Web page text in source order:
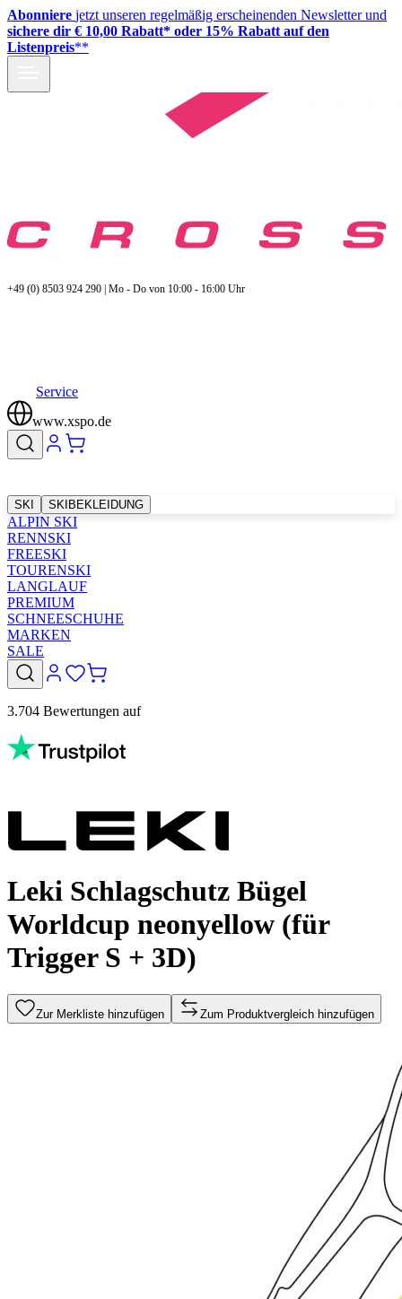
Abonniere jetzt unseren regelmäßig erscheinenden Newsletter und
sichere dir € 10,00 Rabatt* oder 15% Rabatt auf den
Listenpreis**
+49 (0) 8503 924 290 | Mo - Do von 10:00 - 16:00 Uhr
Service
www.xspo.de
SKI SKIBEKLEIDUNG
ALPIN SKI
RENNSKI
FREESKI
TOURENSKI
LANGLAUF
PREMIUM
SCHNEESCHUHE
MARKEN
SALE
3.704 Bewertungen auf
Leki Schlagschutz Bügel
Worldcup neonyellow (für
Trigger S + 3D)
Zur Merkliste hinzufügen Zum Produktvergleich hinzufügen